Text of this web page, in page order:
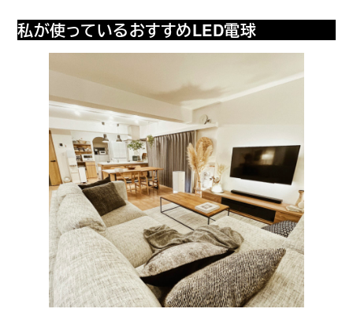
私が使っているおすすめLED電球